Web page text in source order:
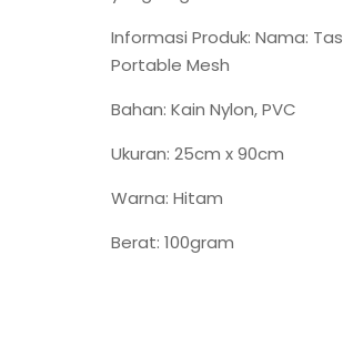
Informasi Produk: Nama: Tas
Portable Mesh
Bahan: Kain Nylon, PVC
Ukuran: 25cm x 90cm
Warna: Hitam
Berat: 100gram